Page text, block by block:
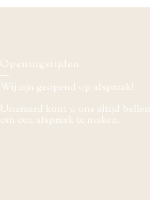
Openingstijden
Wij zijn geopend op afspraak!
Uiteraard kunt u ons altijd bellen
om een afspraak te maken.